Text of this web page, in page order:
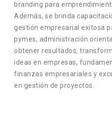
branding para
Además, se brinda
gestión empresarial exitosa
pymes, administración
obtener resultados,
ideas en empresas,
finanzas empresariales y
en gestión de proyectos.